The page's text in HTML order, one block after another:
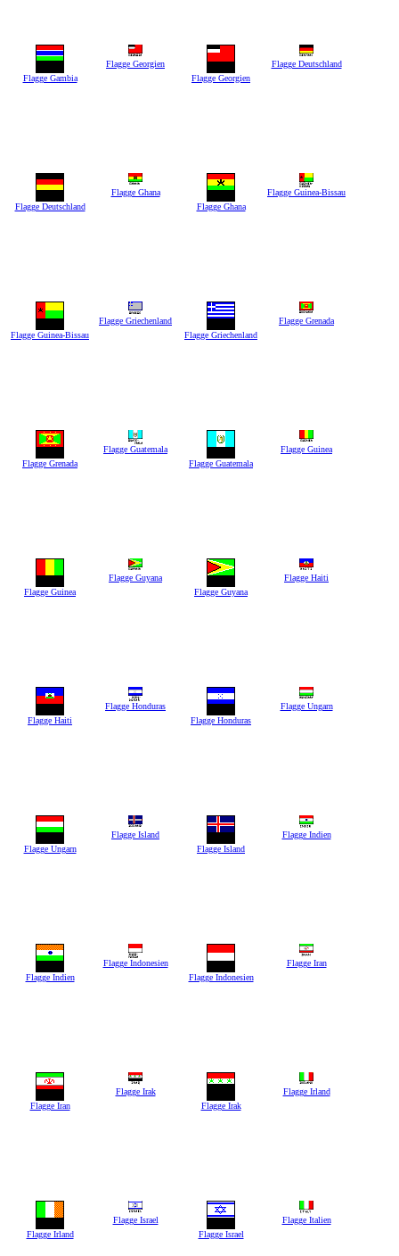
Flagge Gambia
Flagge Georgien
Flagge Georgien
Flagge Deutschland
Flagge Deutschland
Flagge Ghana
Flagge Ghana
Flagge Guinea-Bissau
Flagge Guinea-Bissau
Flagge Griechenland
Flagge Griechenland
Flagge Grenada
Flagge Grenada
Flagge Guatemala
Flagge Guatemala
Flagge Guinea
Flagge Guinea
Flagge Guyana
Flagge Guyana
Flagge Haiti
Flagge Haiti
Flagge Honduras
Flagge Honduras
Flagge Ungarn
Flagge Ungarn
Flagge Island
Flagge Island
Flagge Indien
Flagge Indien
Flagge Indonesien
Flagge Indonesien
Flagge Iran
Flagge Iran
Flagge Irak
Flagge Irak
Flagge Irland
Flagge Irland
Flagge Israel
Flagge Israel
Flagge Italien